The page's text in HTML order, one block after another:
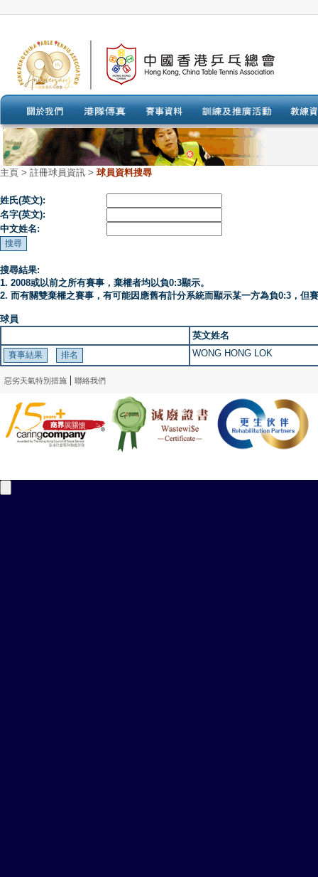
主頁 > 註冊球員資訊 > 球員資料搜尋
姓氏(英文):
名字(英文):
中文姓名:
搜尋結果:
1. 2008或以前之所有賽事，棄權者均以負0:3顯示。
2. 而有關雙棄權之賽事，有可能因應舊有計分系統而顯示某一方為負0:3，但
球員
英文姓名
WONG HONG LOK